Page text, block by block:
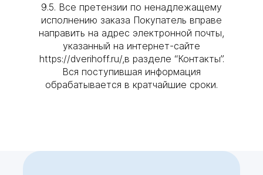
9.5. Все претензии по ненадлежащему
исполнению заказа Покупатель вправе
направить на адрес электронной почты,
указанный на интернет-сайте
https://dverihoff.ru/,в разделе “Контакты”.
Вся поступившая информация
обрабатывается в кратчайшие сроки.